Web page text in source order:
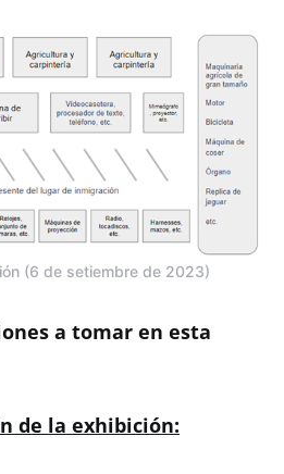
(6 de setiembre de 2023)
a tomar en esta
de la exhibición: